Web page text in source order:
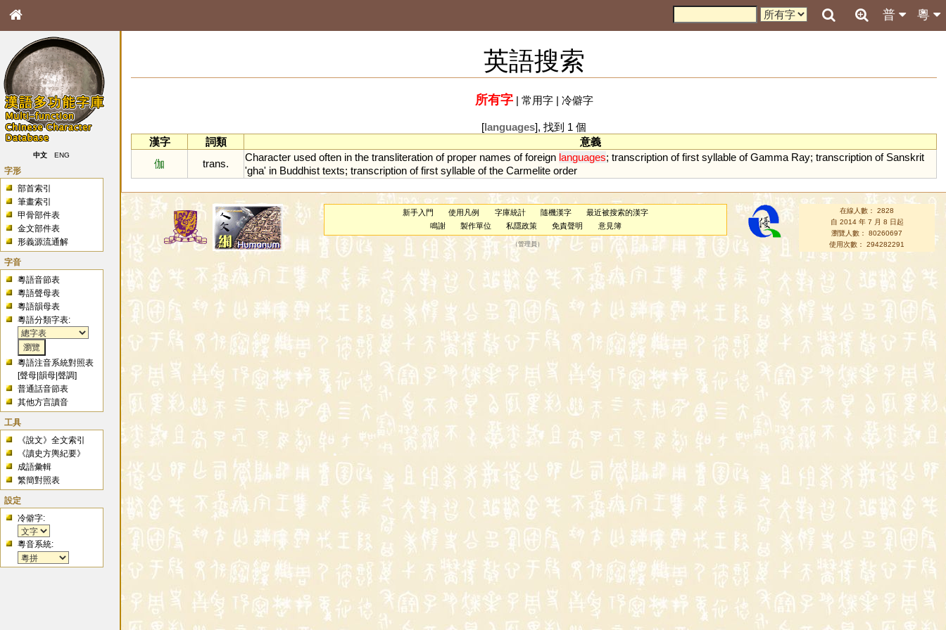
粵
普
中文 ENG
字形
部首索引
筆畫索引
甲骨部件表
金文部件表
形義源流通解
字音
粵語音節表
粵語聲母表
粵語韻母表
粵語分類字表:
粵語注音系統對照表
[聲母 |韻母 |聲調]
普通話音節表
其他方言讀音
工具
《說文》全文索引
《讀史方輿紀要》
成語彙輯
繁簡對照表
設定
冷僻字:
粵音系統:
英語搜索
所有字| 常用字| 冷僻字
[languages], 找到 1 個
漢字
詞類
意義
伽
trans.
Character used often in the transliteration of proper names of foreign languages; transcription of first syllable of Gamma Ray; transcription of Sanskrit
'gha' in Buddhist texts; transcription of first syllable of the Carmelite order
新手入門 使用凡例 字庫統計 隨機漢字
最近被搜索的漢字
鳴謝
製作單位 私隱政策 免責聲明 意見簿
（管理員）
在線人數： 2828
自 2014 年 7 月 8 日起
瀏覽人數： 80260697
使用次數： 294282291